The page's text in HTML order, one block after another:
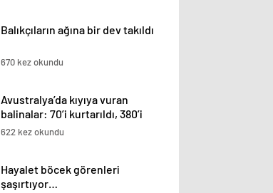
Balıkçıların ağına bir dev takıldı
670 kez okundu
Avustralya’da kıyıya vuran
balinalar: 70’i kurtarıldı, 380’i
öldü
622 kez okundu
Hayalet böcek görenleri
şaşırtıyor…